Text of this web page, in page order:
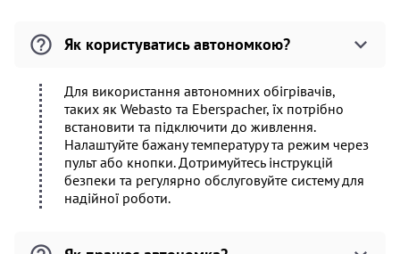
Як користуватись автономкою?
Для використання автономних обігрівачів,
таких як Webasto та Eberspacher, їх потрібно
встановити та підключити до живлення.
Налаштуйте бажану температуру та режим через
пульт або кнопки. Дотримуйтесь інструкцій
безпеки та регулярно обслуговуйте систему для
надійної роботи.